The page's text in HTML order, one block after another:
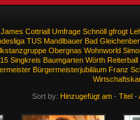
James Cottriall Umfrage Schnöll gfrogt
TUS Mandlbauer Bad
Obergnas Wohnworld
15 Singkreis Baumgarten Wörth Reiterball
Bürgermeisterjubiläum Franz
Sort by: Hinzugefügt am - Titel -